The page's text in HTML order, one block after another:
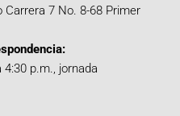
Carrera 7 No. 8-68 Primer
p.m., jornada